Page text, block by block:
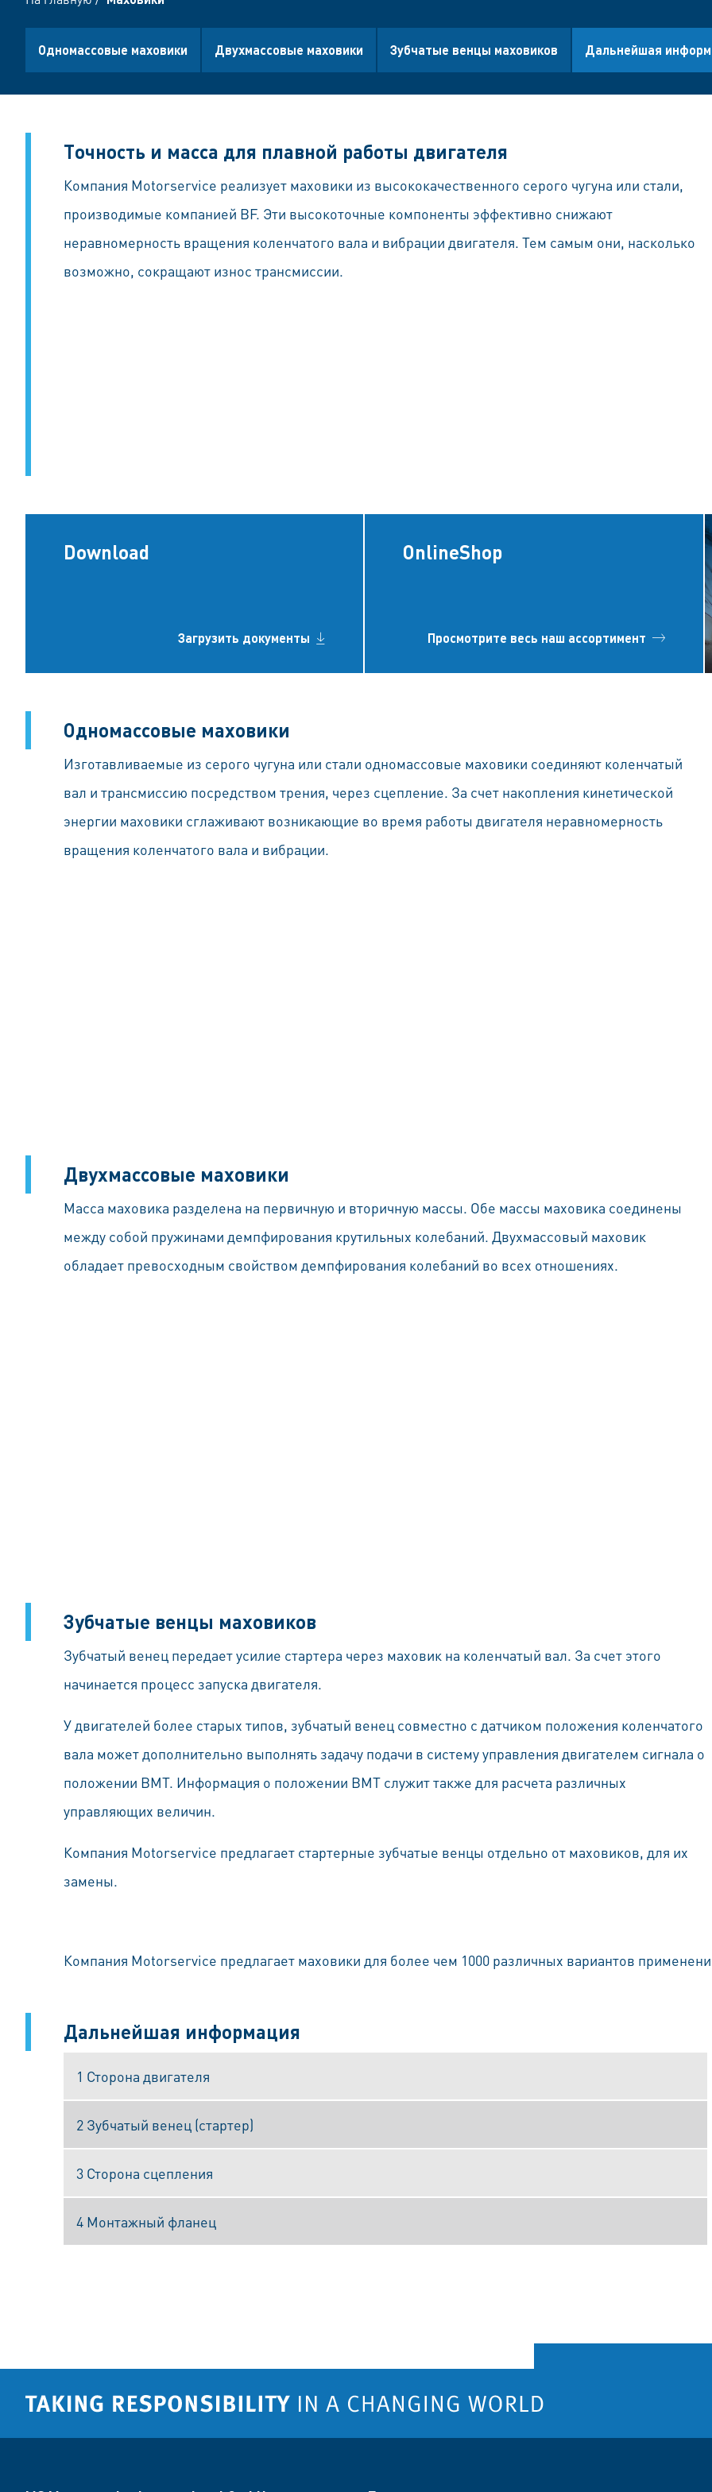
Одномассовые маховики Двухмассовые маховики Зубчатые венцы маховиков Дальнейшая
Tочность и масса для плавной работы двигателя
Компания Motorservice реализует маховики из высококачественного серого чугуна или стали,
производимые компанией BF. Эти высокоточные компоненты эффективно снижают
неравномерность вращения коленчатого вала и вибрации двигателя. Тем самым они, насколько
возможно, сокращают износ трансмиссии.
Download
Загрузить документы
OnlineShop
Просмотрите весь наш ассортимент
Одномассовые маховики
Изготавливаемые из серого чугуна или стали одномассовые маховики соединяют коленчатый
вал и трансмиссию посредством трения, через сцепление. За счет накопления кинетической
энергии маховики сглаживают возникающие во время работы двигателя неравномерность
вращения коленчатого вала и вибрации.
Двухмассовые маховики
Масса маховика разделена на первичную и вторичную массы. Обе массы маховика соединены
между собой пружинами демпфирования крутильных колебаний. Двухмассовый маховик
обладает превосходным свойством демпфирования колебаний во всех отношениях.
Зубчатые венцы маховиков
Зубчатый венец передает усилие стартера через маховик на коленчатый вал. За счет этого
начинается процесс запуска двигателя.
У двигателей более старых типов, зубчатый венец совместно с датчиком положения коленчатого
вала может дополнительно выполнять задачу подачи в систему управления двигателем сигнала о
положении ВМТ. Информация о положении ВМТ служит также для расчета различных
управляющих величин.
Компания Motorservice предлагает стартерные зубчатые венцы отдельно от маховиков, для их
замены.
Компания Motorservice предлагает маховики для более чем 1000 различных вариантов
Дальнейшая информация
1 Сторона двигателя
2 Зубчатый венец (стартер)
3 Сторона сцепления
4 Монтажный фланец